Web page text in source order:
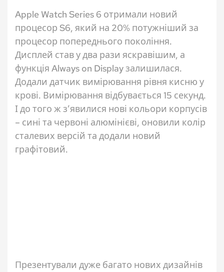
Apple Watch Series 6 отримали новий
процесор S6, який на 20% потужніший за
процесор попереднього покоління.
Дисплей став у два рази яскравішим, а
функція Always on Display залишилася.
Додали датчик вимірювання рівня кисню у
крові. Вимірювання відбувається 15 секунд.
І до того ж з’явилися нові кольори корпусів
– сині та червоні алюмінієві, оновили колір
сталевих версій та додали новий
графітовий.
Презентували дуже багато нових дизайнів